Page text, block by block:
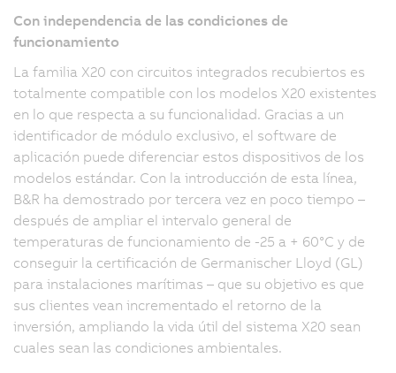
Con independencia de las condiciones de
funcionamiento
La familia X20 con circuitos integrados recubiertos es
totalmente compatible con los modelos X20 existentes
en lo que respecta a su funcionalidad. Gracias a un
identificador de módulo exclusivo, el software de
aplicación puede diferenciar estos dispositivos de los
modelos estándar. Con la introducción de esta línea,
B&R ha demostrado por tercera vez en poco tiempo –
después de ampliar el intervalo general de
temperaturas de funcionamiento de -25 a + 60°C y de
conseguir la certificación de Germanischer Lloyd (GL)
para instalaciones marítimas – que su objetivo es que
sus clientes vean incrementado el retorno de la
inversión, ampliando la vida útil del sistema X20 sean
cuales sean las condiciones ambientales.